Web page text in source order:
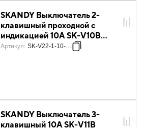
SKANDY Выключатель 2-
клавишный проходной с
индикацией 10А SK-V10B
бежевый IEK
Артикул: SK-V22-1-10-K10
SKANDY Выключатель 3-
клавишный 10А SK-V11B